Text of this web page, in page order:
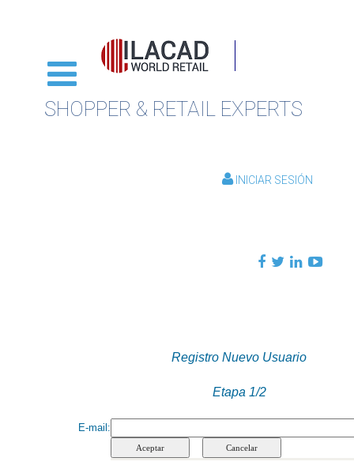
SHOPPER & RETAIL EXPERTS
INICIAR SESIÓN
Registro Nuevo Usuario
Etapa 1/2
E-mail :